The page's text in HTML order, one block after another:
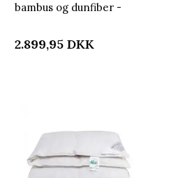
bambus og dunfiber -
cm - Nordstrand Home
2.899,95 DKK